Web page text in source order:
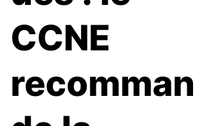
CCNE
recomman